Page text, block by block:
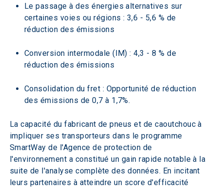
Le passage à des énergies alternatives sur
certaines voies ou régions : 3,6 - 5,6 % de
réduction des émissions
Conversion intermodale (IM) : 4,3 - 8 % de
réduction des émissions
Consolidation du fret : Opportunité de réduction
des émissions de 0,7 à 1,7%.
La capacité du fabricant de pneus et de caoutchouc à
impliquer ses transporteurs dans le programme
SmartWay de l'Agence de protection de
l'environnement a constitué un gain rapide notable à la
suite de l'analyse complète des données. En incitant
leurs partenaires à atteindre un score d'efficacité